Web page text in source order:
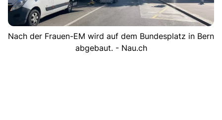
Nach der Frauen-EM wird auf dem Bundesplatz in Bern
abgebaut. - Nau.ch